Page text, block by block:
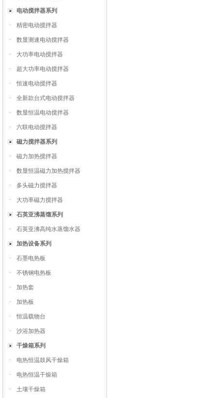
电动搅拌器系列
· 精密电动搅拌器
· 数显测速电动搅拌器
· 大功率电动搅拌器
· 超大功率电动搅拌器
· 恒速电动搅拌器
· 全新款台式电动搅拌器
· 数显恒温电动搅拌器
· 六联电动搅拌器
磁力搅拌器系列
· 磁力加热搅拌器
· 数显恒温磁力加热搅拌器
· 多头磁力搅拌器
· 大功率磁力搅拌器
石英亚沸蒸馏系列
· 石英亚沸高纯水蒸馏水器
加热设备系列
· 石墨电热板
· 不锈钢电热板
· 加热套
· 加热板
· 恒温载物台
· 沙浴加热器
干燥箱系列
· 电热恒温鼓风干燥箱
· 电热恒温干燥箱
· 土壤干燥箱